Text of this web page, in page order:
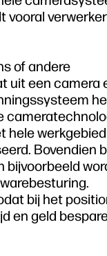
vooral
of andere
uit een camera
hele
Bovendien
bijvoorbeeld
bij het
en geld